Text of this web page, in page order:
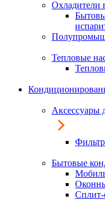
Охладители
Тепловые
Аксессуары
Бытовые
Сплит-